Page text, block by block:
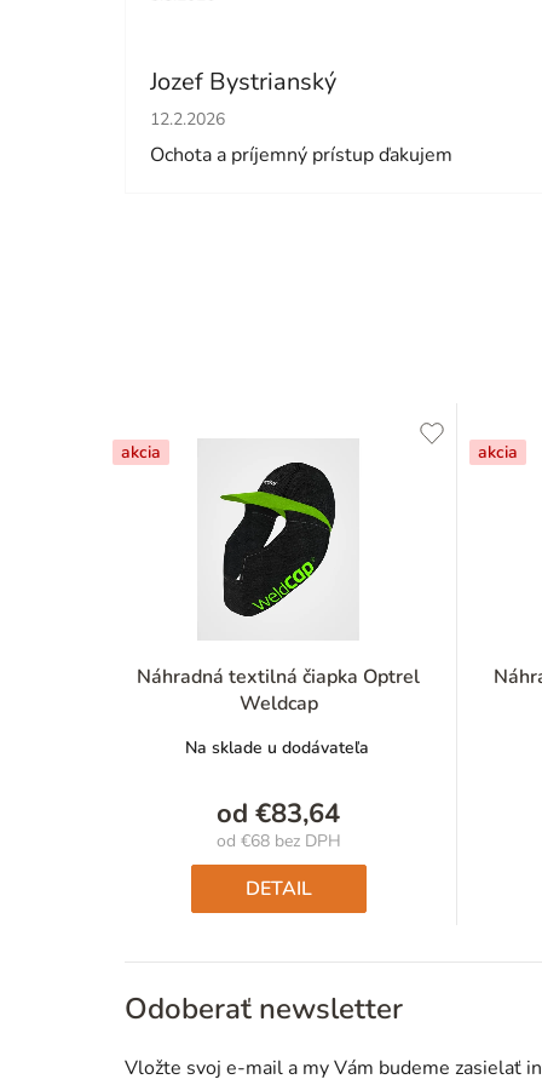
Jozef Bystrianský
Hodnotenie obchodu je 5 z 5 hviezdičiek.
12.2.2026
Ochota a príjemný prístup ďakujem
akcia
Náhradná textilná čiapka Optrel
Weldcap
Na sklade u dodávateľa
od €83,64
od €68bez DPH
Jednotková
cena:
DETAIL
akcia
Odoberať newsletter
Vložte svoj e-mail a my Vám budeme zasielať